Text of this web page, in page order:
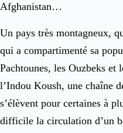
Afghanistan…
Un pays très montagneux,
qui a compartimenté sa
Pachtounes, les Ouzbeks et
l’Indou Koush, une chaîne
s’élèvent pour certaines à
difficile la circulation d’un